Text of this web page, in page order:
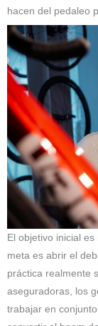
hacen del pedaleo
El objetivo inicial es
meta es abrir el
práctica realmente
aseguradoras, los
trabajar en